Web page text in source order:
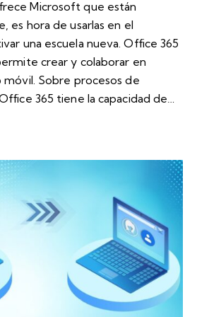
Microsoft que están
es hora de usarlas en el
una escuela nueva. Office 365
crear y colaborar en
móvil. Sobre procesos de
365 tiene la capacidad de…